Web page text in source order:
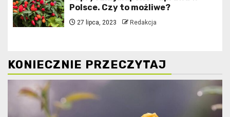
Polsce. Czy to możliwe?
27 lipca, 2023 Redakcja
KONIECZNIE PRZECZYTAJ